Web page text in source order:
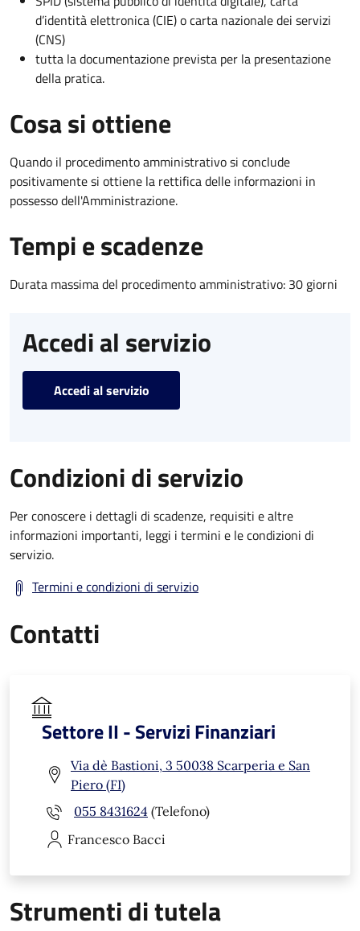
d’identità elettronica (CIE) o carta nazionale dei servizi
(CNS)
tutta la documentazione prevista per la presentazione
della pratica.
Cosa si ottiene
Quando il procedimento amministrativo si conclude
positivamente si ottiene la rettifica delle informazioni in
possesso dell'Amministrazione.
Tempi e scadenze
Durata massima del procedimento amministrativo: 30 giorni
Accedi al servizio
Accedi al servizio
Condizioni di servizio
Per conoscere i dettagli di scadenze, requisiti e altre
informazioni importanti, leggi i termini e le condizioni di
servizio.
Termini e condizioni di servizio
Contatti
Settore II - Servizi Finanziari
Via dè Bastioni, 3 50038 Scarperia e San
Piero (FI)
055 8431624 (Telefono)
Francesco Bacci
Strumenti di tutela